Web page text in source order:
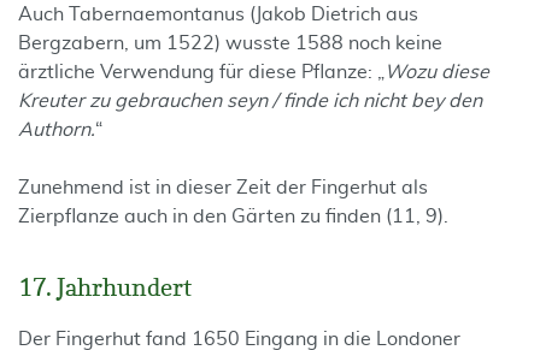
Auch Tabernaemontanus (Jakob Dietrich aus
Bergzabern, um 1522) wusste 1588 noch keine
ärztliche Verwendung für diese Pflanze: „
Wozu diese
Kreuter zu gebrauchen seyn / finde ich nicht bey den
Authorn.“
Zunehmend ist in dieser Zeit der Fingerhut als
Zierpflanze auch in den Gärten zu finden (11, 9).
17. Jahrhundert
Der Fingerhut fand 1650 Eingang in die Londoner